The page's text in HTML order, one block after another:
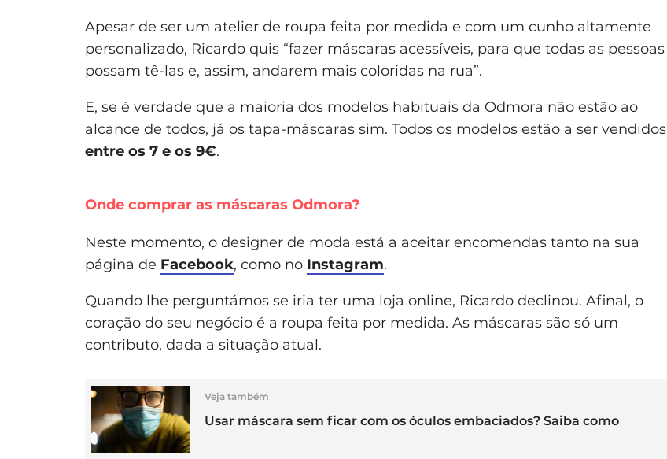
Apesar de ser um atelier de roupa feita por medida e com um cunho altamente
personalizado, Ricardo quis “fazer máscaras acessíveis, para que todas as pessoas
possam tê-las e, assim, andarem mais coloridas na rua”.
E, se é verdade que a maioria dos modelos habituais da Odmora não estão ao
alcance de todos, já os tapa-máscaras sim. Todos os modelos estão a ser vendidos
entre os 7 e os 9€.
Onde comprar as máscaras Odmora?
Neste momento, o designer de moda está a aceitar encomendas tanto na sua
página de Facebook, como no Instagram.
Quando lhe perguntámos se iria ter uma loja online, Ricardo declinou. Afinal, o
coração do seu negócio é a roupa feita por medida. As máscaras são só um
contributo, dada a situação atual.
Veja também
Usar máscara sem ficar com os óculos embaciados? Saiba como